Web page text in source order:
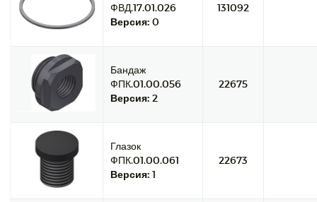
ФВД.17.01.026
Версия: 0
131092
Бандаж
ФПК.01.00.056
Версия: 2
22675
Глазок
ФПК.01.00.061
Версия: 1
22673